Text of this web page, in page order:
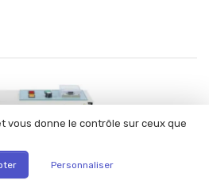
vous donne le contrôle sur ceux que
Personnaliser